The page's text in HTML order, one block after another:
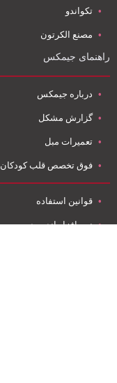
تکواندو
مصنع الکرتون
راهنمای جیمکس
درباره جیمکس
گزارش مشکل
تعمیرات مبل
فوق تخصص قلب کودکان
قوانین استفاده
نرم افزار اندروید